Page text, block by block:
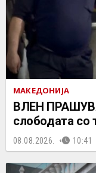
МАКЕДОНИЈА
ВЛЕН
слободата со
08.08.2026. 10:41